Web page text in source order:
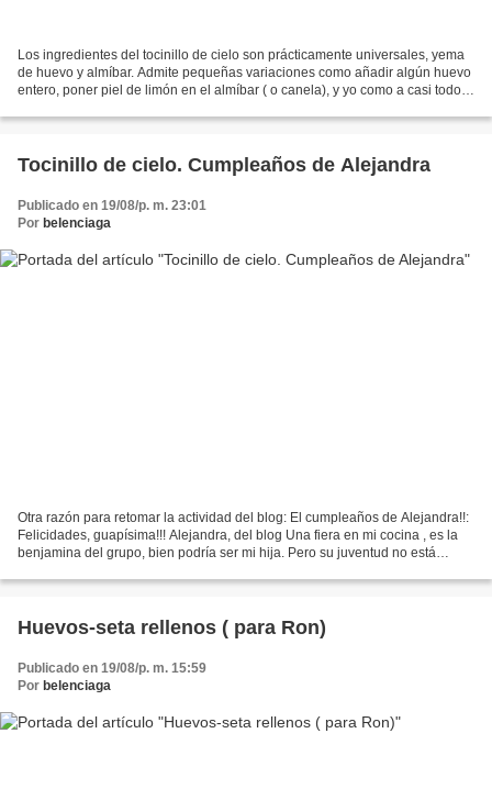
Los ingredientes del tocinillo de cielo son prácticamente universales, yema
de huevo y almíbar. Admite pequeñas variaciones como añadir algún huevo
entero, poner piel de limón en el almíbar ( o canela), y yo como a casi todos
Tocinillo de cielo. Cumpleaños de Alejandra
Publicado en 19/08/p. m. 23:01
Por belenciaga
Otra razón para retomar la actividad del blog: El cumpleaños de Alejandra!!:
Felicidades, guapísima!!! Alejandra, del blog Una fiera en mi cocina , es la
benjamina del grupo, bien podría ser mi hija. Pero su juventud no está
Huevos-seta rellenos ( para Ron)
Publicado en 19/08/p. m. 15:59
Por belenciaga